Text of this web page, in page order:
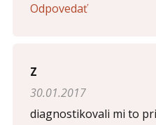
Odpovedať
Z
30.01.2017
diagnostikovali mi to